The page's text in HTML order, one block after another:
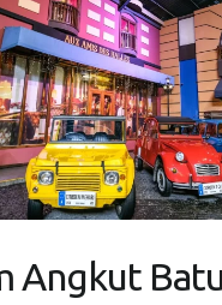
Angkut